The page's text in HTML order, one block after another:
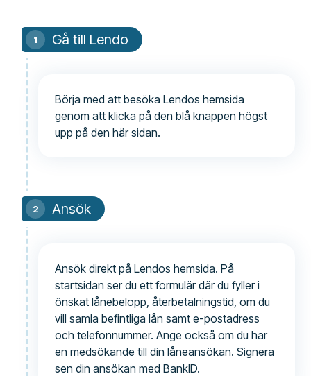
Gå till Lendo
Börja med att besöka Lendos hemsida
genom att klicka på den blå knappen högst
upp på den här sidan.
Ansök
Ansök direkt på Lendos hemsida. På
startsidan ser du ett formulär där du fyller i
önskat lånebelopp, återbetalningstid, om du
vill samla befintliga lån samt e-postadress
och telefonnummer. Ange också om du har
en medsökande till din låneansökan. Signera
sen din ansökan med BankID.